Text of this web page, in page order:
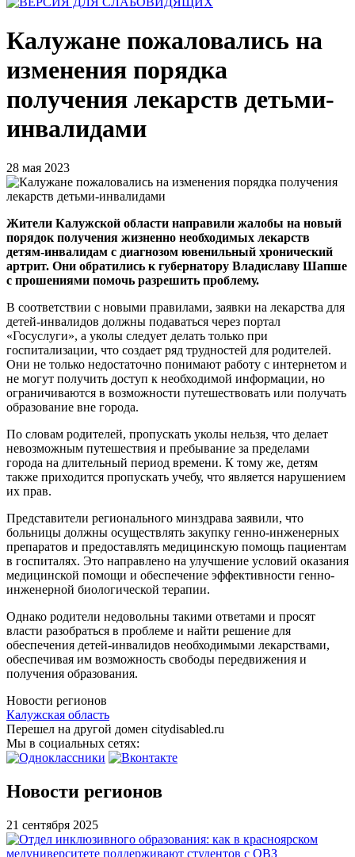
Калужане пожаловались на
изменения порядка
получения лекарств детьми-
инвалидами
28 мая 2023
Жители Калужской области направили жалобы на новый
порядок получения жизненно необходимых лекарств
детям-инвалидам с диагнозом ювенильный хронический
артрит. Они обратились к губернатору Владиславу Шапше
с прошениями помочь разрешить проблему.
В соответствии с новыми правилами, заявки на лекарства для
детей-инвалидов должны подаваться через портал
«Госуслуги», а уколы следует делать только при
госпитализации, что создает ряд трудностей для родителей.
Они не только недостаточно понимают работу с интернетом и
не могут получить доступ к необходимой информации, но
ограничиваются в возможности путешествовать или получать
образование вне города.
По словам родителей, пропускать уколы нельзя, что делает
невозможным путешествия и пребывание за пределами
города на длительный период времени. К тому же, детям
также приходится пропускать учебу, что является нарушением
их прав.
Представители регионального минздрава заявили, что
больницы должны осуществлять закупку генно-инженерных
препаратов и предоставлять медицинскую помощь пациентам
в госпиталях. Это направлено на улучшение условий оказания
медицинской помощи и обеспечение эффективности генно-
инженерной биологической терапии.
Однако родители недовольны такими ответами и просят
власти разобраться в проблеме и найти решение для
обеспечения детей-инвалидов необходимыми лекарствами,
обеспечивая им возможность свободы передвижения и
получения образования.
Новости регионов
Калужская область
Перешел на другой домен citydisabled.ru
Мы в социальных сетях:
Новости регионов
21 сентября 2025